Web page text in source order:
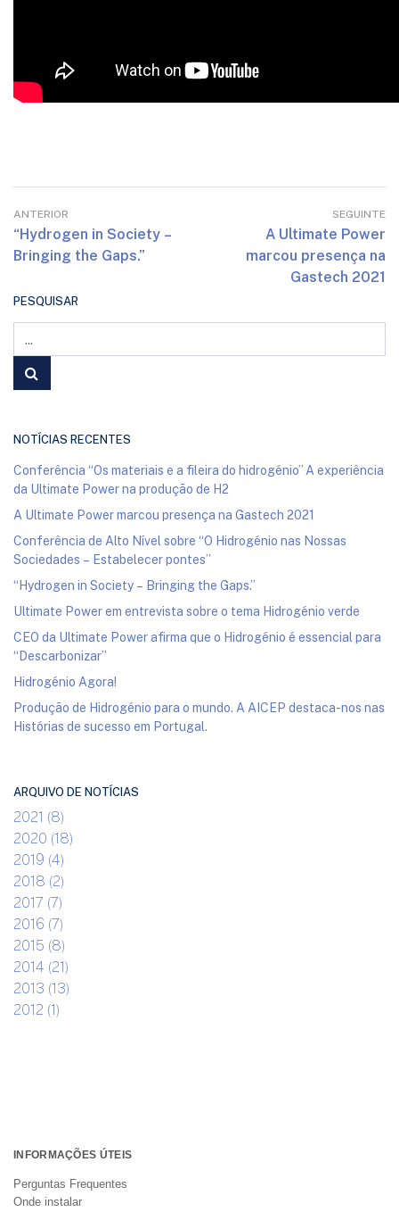
ANTERIOR
“Hydrogen in Society –
Bringing the Gaps.”
SEGUINTE
A Ultimate Power
marcou presença na
Gastech 2021
PESQUISAR
NOTÍCIAS RECENTES
Conferência “Os materiais e a fileira do hidrogénio” A experiência
da Ultimate Power na produção de H2
A Ultimate Power marcou presença na Gastech 2021
Conferência de Alto Nível sobre “O Hidrogénio nas Nossas
Sociedades – Estabelecer pontes”
“Hydrogen in Society – Bringing the Gaps.”
Ultimate Power em entrevista sobre o tema Hidrogénio verde
CEO da Ultimate Power afirma que o Hidrogénio é essencial para
“Descarbonizar”
Hidrogénio Agora!
Produção de Hidrogénio para o mundo. A AICEP destaca-nos nas
Histórias de sucesso em Portugal.
ARQUIVO DE NOTÍCIAS
2021 (8)
2020 (18)
2019 (4)
2018 (2)
2017 (7)
2016 (7)
2015 (8)
2014 (21)
2013 (13)
2012 (1)
INFORMAÇÕES ÚTEIS
Perguntas Frequentes
Onde instalar